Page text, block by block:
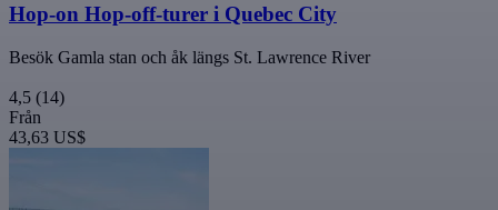
Hop-on Hop-off-turer i Quebec City
Besök Gamla stan och åk längs St. Lawrence River
4,5 (14)
Från
43,63 US$